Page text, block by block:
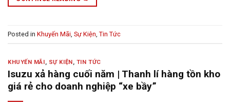
Posted in Khuyến Mãi Sự Kiện Tin Tức
KHUYẾN MÃI , SỰ KIỆN , TIN TỨC
Isuzu xả hàng cuối năm | Thanh lí hàng tồn kho
giá rẻ cho doanh nghiệp “xe bầy”